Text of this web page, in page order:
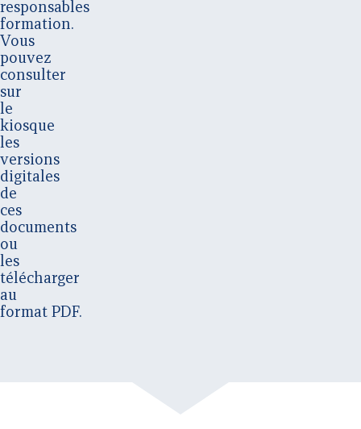
responsables
formation.
Vous
pouvez
consulter
sur
le
kiosque
les
versions
digitales
de
ces
documents
ou
les
télécharger
au
format PDF.